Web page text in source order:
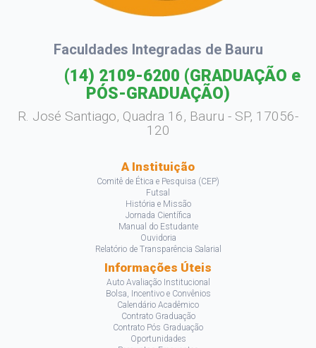
Faculdades Integradas de Bauru
(14) 2109-6200 (GRADUAÇÃO e
PÓS-GRADUAÇÃO)
R. José Santiago, Quadra 16, Bauru - SP, 17056-
120
A Instituição
Comitê de Ética e Pesquisa (CEP)
Futsal
História e Missão
Jornada Científica
Manual do Estudante
Ouvidoria
Relatório de Transparência Salarial
Informações Úteis
Auto Avaliação Institucional
Bolsa, Incentivo e Convênios
Calendário Acadêmico
Contrato Graduação
Contrato Pós Graduação
Oportunidades